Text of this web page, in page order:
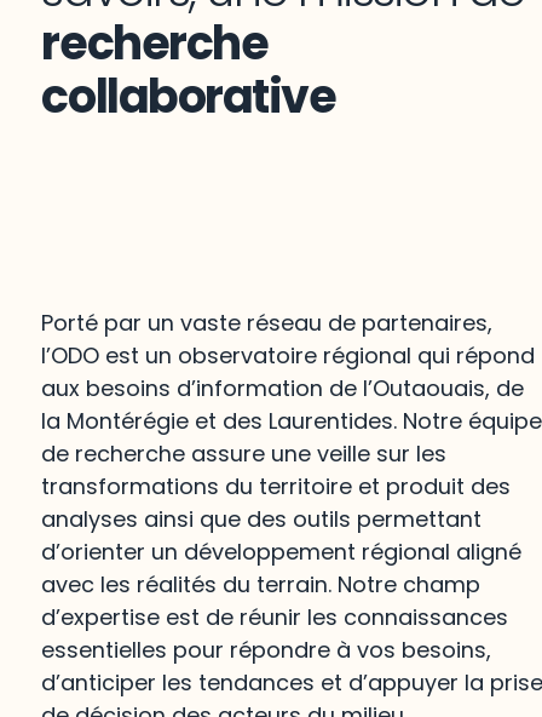
recherche
collaborative
Porté par un vaste réseau de partenaires,
l’ODO est un observatoire régional qui répond
aux besoins d’information de l’Outaouais, de
la Montérégie et des Laurentides. Notre équipe
de recherche assure une veille sur les
transformations du territoire et produit des
analyses ainsi que des outils permettant
d’orienter un développement régional aligné
avec les réalités du terrain. Notre champ
d’expertise est de réunir les connaissances
essentielles pour répondre à vos besoins,
d’anticiper les tendances et d’appuyer la